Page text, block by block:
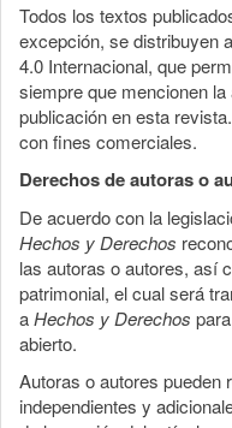
Todos los textos
excepción, se distribuyen
4.0 Internacional, que
siempre que mencionen
publicación en esta
con fines comerciales.
Derechos de autoras o
De acuerdo con la
Hechos y Derechos
las autoras o autores, así
patrimonial, el cual será
aHechos y Derechos
abierto.
Autoras o autores pueden
independientes y